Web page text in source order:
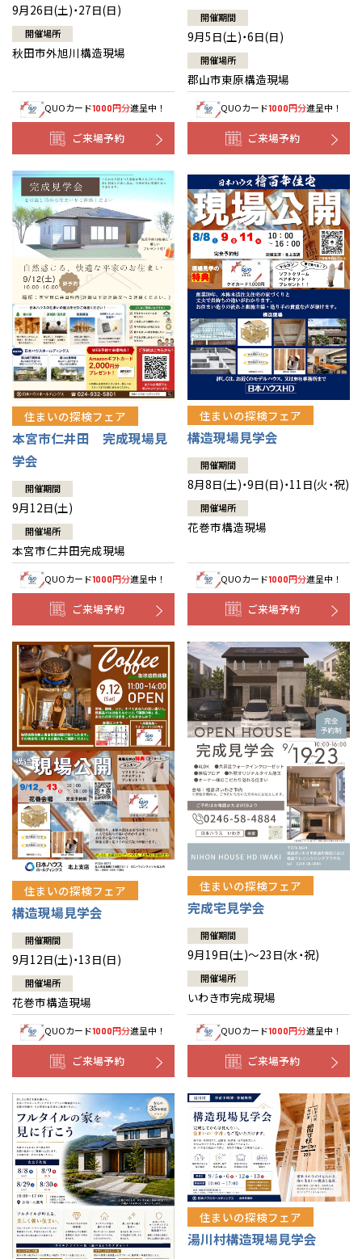
9月26日(土)・27日(日)
開催場所
秋田市外旭川構造現場
QUOカード1000円分進呈中！
ご来場予約
開催期間
9月5日(土)・6日(日)
開催場所
郡山市東原構造現場
QUOカード1000円分進呈中！
ご来場予約
住まいの探検フェア
本宮市仁井田 完成現場見
学会
開催期間
9月12日(土)
開催場所
本宮市仁井田完成現場
QUOカード1000円分進呈中！
ご来場予約
住まいの探検フェア
構造現場見学会
開催期間
8月8日(土)・9日(日)・11日(火・祝)
開催場所
花巻市構造現場
QUOカード1000円分進呈中！
ご来場予約
住まいの探検フェア
構造現場見学会
開催期間
9月12日(土)・13日(日)
開催場所
花巻市構造現場
QUOカード1000円分進呈中！
ご来場予約
住まいの探検フェア
完成宅見学会
開催期間
9月19日(土)～23日(水・祝)
開催場所
いわき市完成現場
QUOカード1000円分進呈中！
ご来場予約
住まいの探検フェア
湯川村構造現場見学会